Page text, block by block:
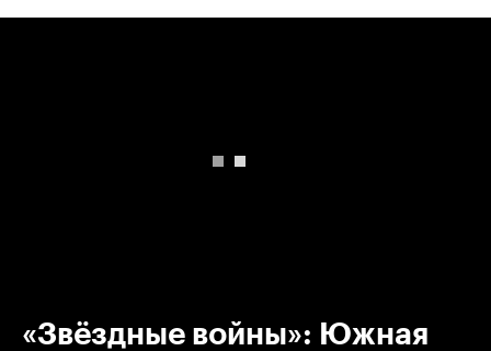
«Звёздные войны»: Южная